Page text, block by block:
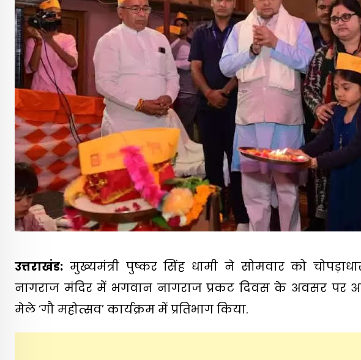
उत्तराखंड: मुख्यमंत्री पुष्कर सिंह धामी ने सोमवार को
नागराज मंदिर में भगवान नागराज प्रकट दिवस के अवसर पर
मेले ‘गौ महोत्सव’ कार्यक्रम में प्रतिभाग किया.